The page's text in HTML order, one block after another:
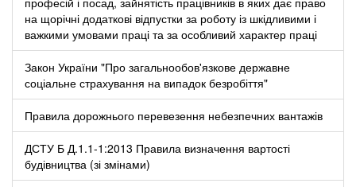
на щорічні додаткові відпустки за роботу із шкідливими і
важкими умовами праці та за особливий характер праці
Закон України "Про загальнообов'язкове державне
соціальне страхування на випадок безробіття"
Правила дорожнього перевезення небезпечних вантажів
ДСТУ Б Д.1.1-1:2013 Правила визначення вартості
будівництва (зі змінами)